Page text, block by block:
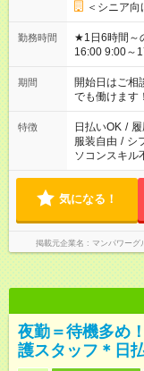
＜シニア向
勤務時間
★1日6時間～の時短シフト
16:00 9:00～
場合、他のお
ん ※法令に基
となります ※
短時間・短期
期間
開始日はご
でも働けます！
特徴 日払いOK /
服装自由 / シ
ソコンスキル
気になる！
掲載元企業名 マンパワー
夜勤＝待機多め
護スタッフ＊日